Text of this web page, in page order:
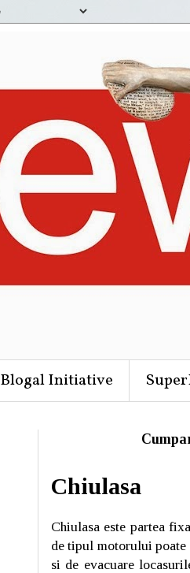
Blogal Initiative
Chiulasa
Chiulasa este partea
de tipul motorului poate
si de evacuare